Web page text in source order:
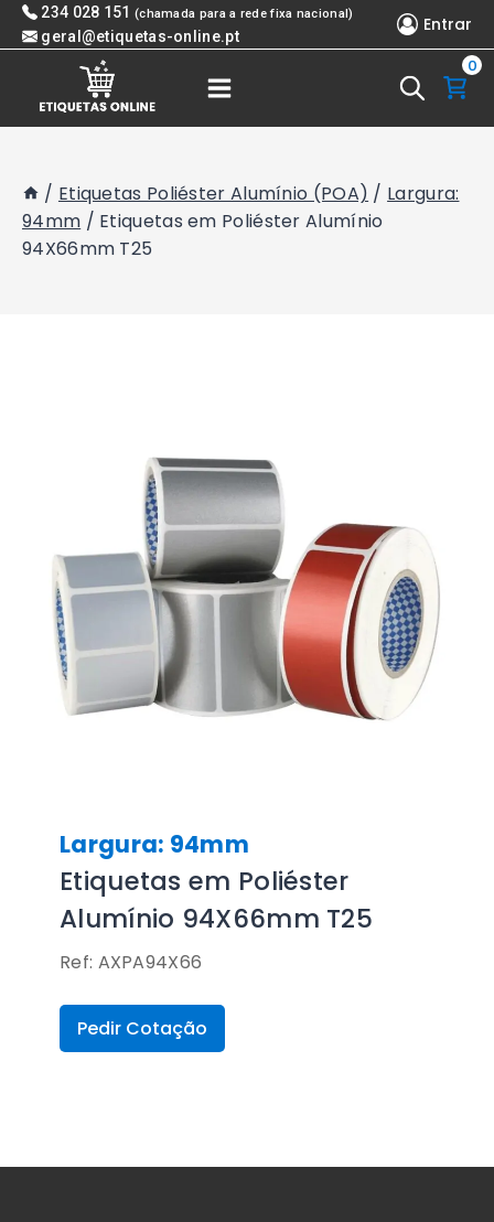
Skip 234 028 151 (chamada para a rede fixa nacional)
geral@etiquetas-online.pt
Entrar
0
/ Etiquetas Poliéster Alumínio (POA) / Largura:
94mm / Etiquetas em Poliéster Alumínio
94X66mm T25
Largura: 94mm
Etiquetas em Poliéster
Alumínio 94X66mm T25
Ref: AXPA94X66
Pedir Cotação